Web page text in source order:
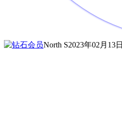
North S2023年02月13日